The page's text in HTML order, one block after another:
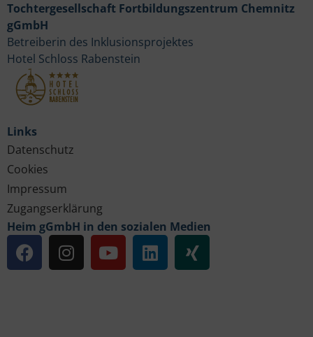
Links
Datenschutz
Cookies
Impressum
Zugangserklärung
Heim gGmbH in den sozialen Medien
Tochtergesellschaft Fortbildungszentrum Chemnitz
gGmbH
Betreiberin des Inklusionsprojektes
Hotel Schloss Rabenstein